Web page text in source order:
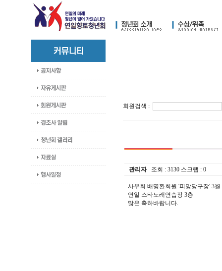
회원검색 :
관리자조회 : 3130 스크랩 : 0
사우회 배명환회원 '피망당구장' 3
연일 스타노래연습장 3층
많은 축하바랍니다.